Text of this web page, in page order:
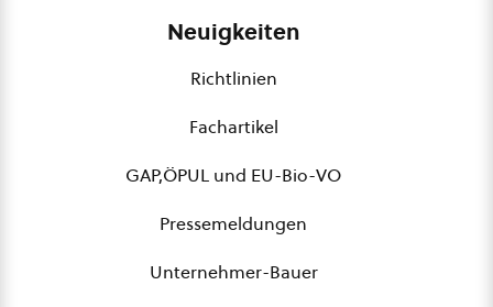
Neuigkeiten
Richtlinien
Fachartikel
GAP,ÖPUL und EU-Bio-VO
Pressemeldungen
Unternehmer-Bauer